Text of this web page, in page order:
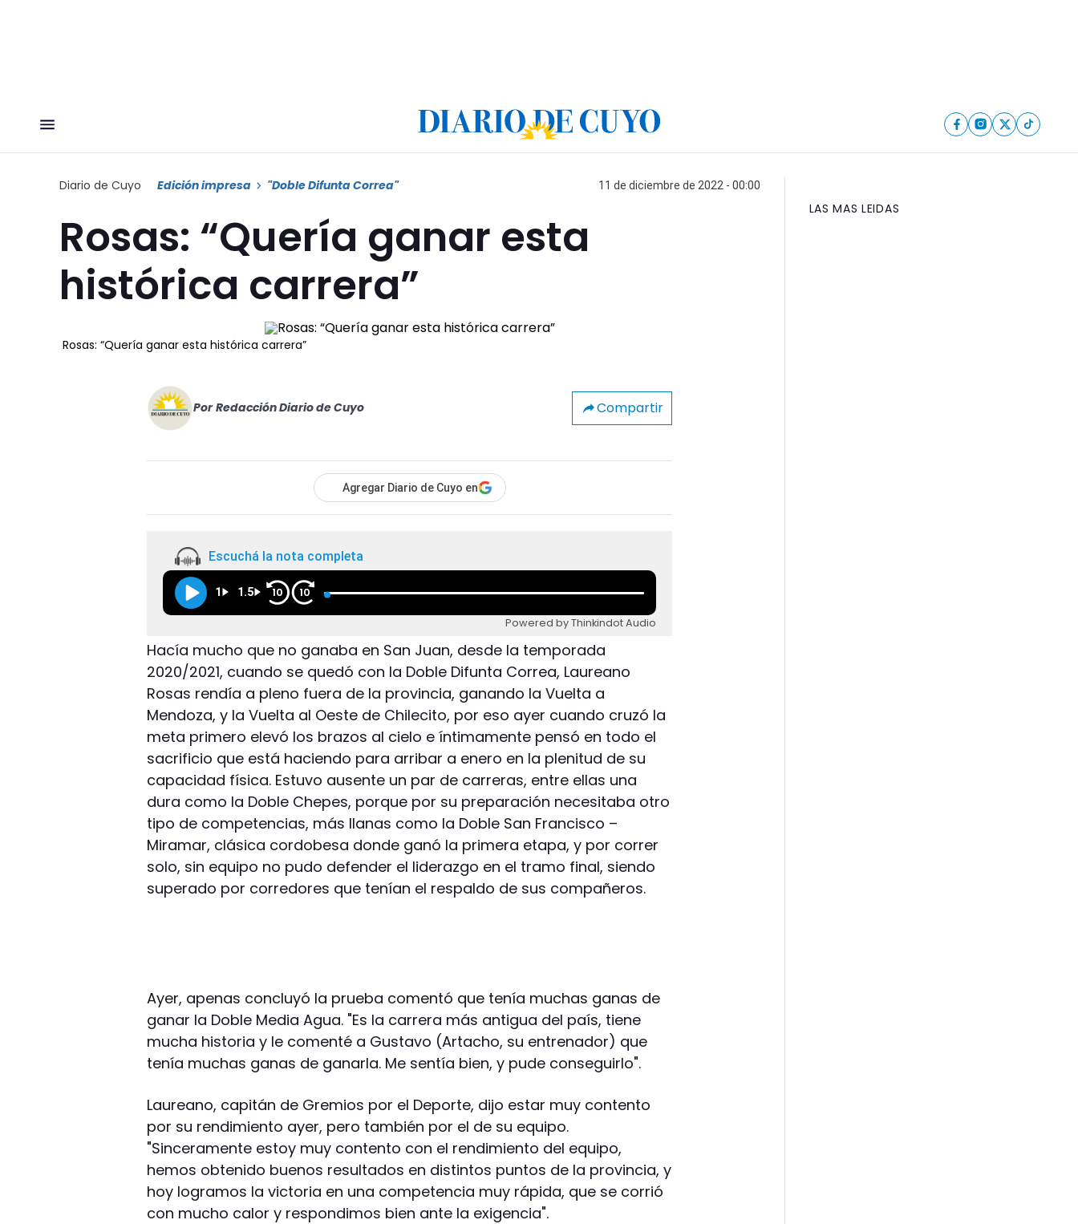
Diario de Cuyo Edición impresa "Doble Difunta Correa" 11 de diciembre de 2022 - 00:00
Rosas: “Quería ganar esta
histórica carrera”
Rosas: “Quería ganar esta histórica carrera”
Por Redacción Diario de Cuyo Compartir
Agregar Diario de Cuyo en
Escuchá la nota completa
1 1.5 10 10
Powered by Thinkindot Audio
Hacía mucho que no ganaba en San Juan, desde la temporada
2020/2021, cuando se quedó con la Doble Difunta Correa, Laureano
Rosas rendía a pleno fuera de la provincia, ganando la Vuelta a
Mendoza, y la Vuelta al Oeste de Chilecito, por eso ayer cuando cruzó la
meta primero elevó los brazos al cielo e íntimamente pensó en todo el
sacrificio que está haciendo para arribar a enero en la plenitud de su
capacidad física. Estuvo ausente un par de carreras, entre ellas una
dura como la Doble Chepes, porque por su preparación necesitaba otro
tipo de competencias, más llanas como la Doble San Francisco –
Miramar, clásica cordobesa donde ganó la primera etapa, y por correr
solo, sin equipo no pudo defender el liderazgo en el tramo final, siendo
superado por corredores que tenían el respaldo de sus compañeros.
Ayer, apenas concluyó la prueba comentó que tenía muchas ganas de
ganar la Doble Media Agua. "Es la carrera más antigua del país, tiene
mucha historia y le comenté a Gustavo (Artacho, su entrenador) que
tenía muchas ganas de ganarla. Me sentía bien, y pude conseguirlo".
Laureano, capitán de Gremios por el Deporte, dijo estar muy contento
por su rendimiento ayer, pero también por el de su equipo.
"Sinceramente estoy muy contento con el rendimiento del equipo,
hemos obtenido buenos resultados en distintos puntos de la provincia, y
hoy logramos la victoria en una competencia muy rápida, que se corrió
con mucho calor y respondimos bien ante la exigencia".
LAS MAS LEIDAS